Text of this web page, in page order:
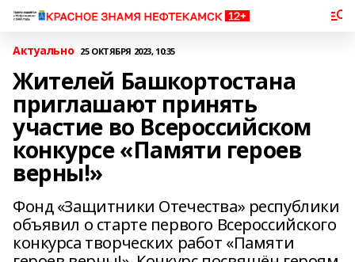
Актуально 25 ОКТЯБРЯ 2023, 10:35
Жителей Башкортостана
приглашают принять
участие во Всероссийском
конкурсе «Памяти героев
верны!»
Фонд «Защитники Отечества» республики
объявил о старте первого Всероссийского
конкурса творческих работ «Памяти